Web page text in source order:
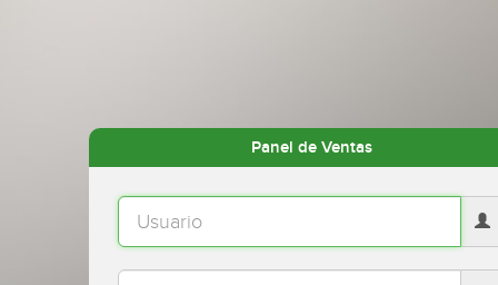
Panel de Ventas